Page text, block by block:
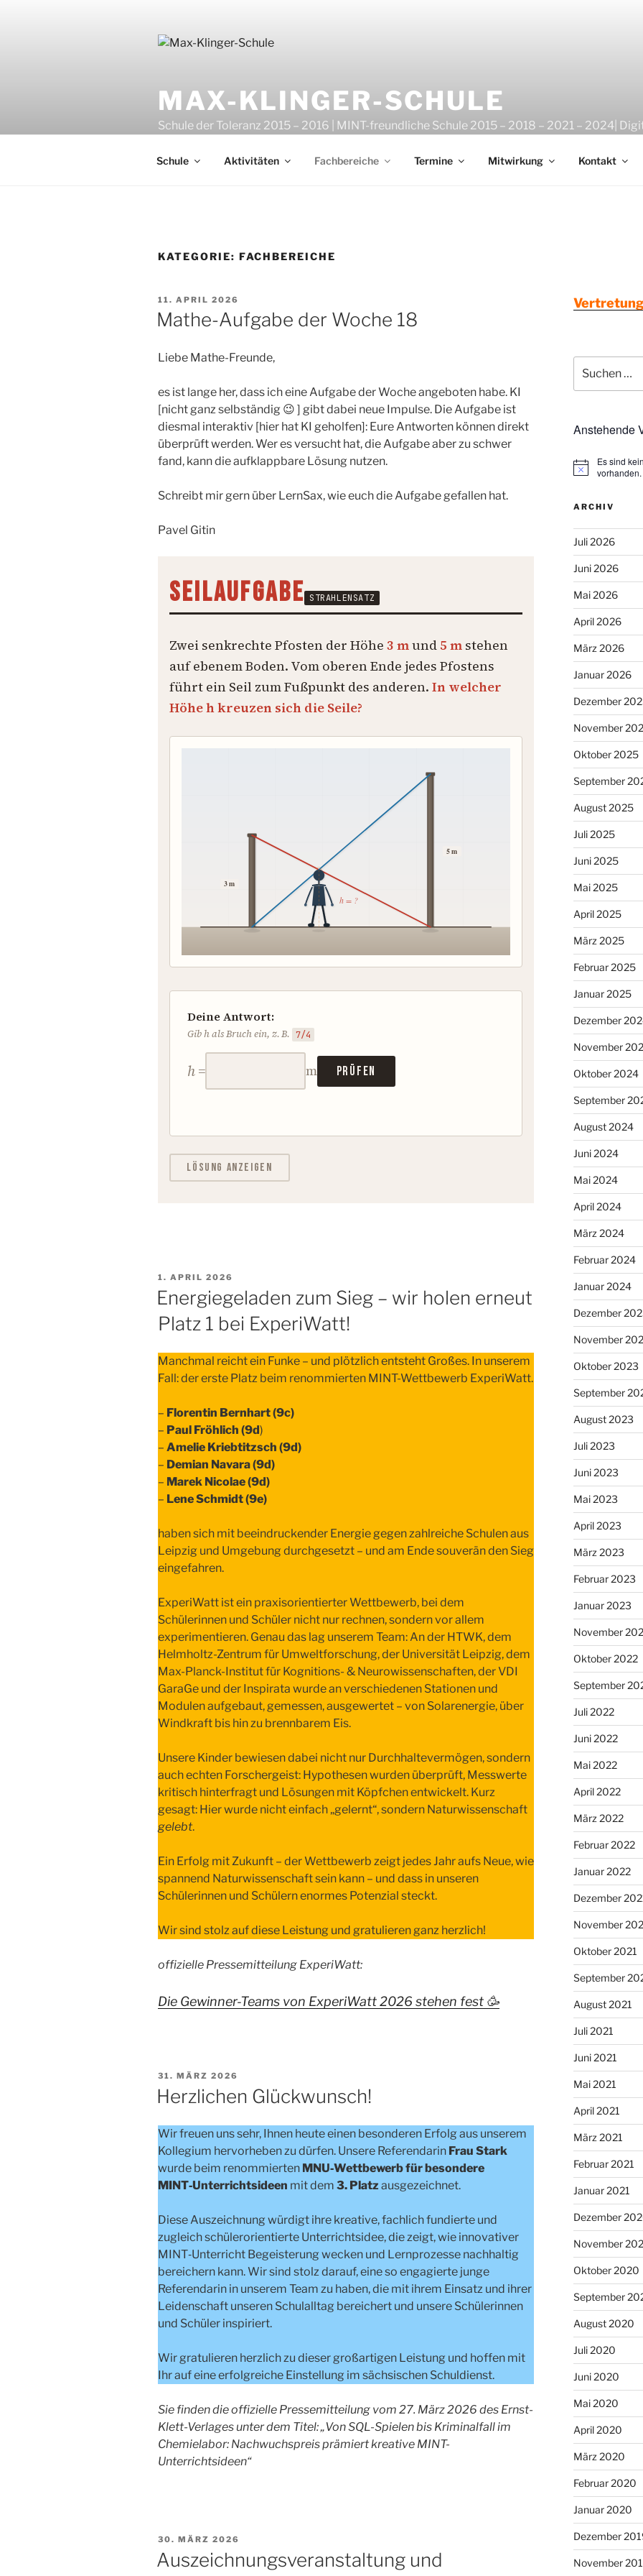
MAX-KLINGER-SCHULE
Schule der Toleranz 2015 – 2016 | MINT-freundliche Schule 2015 – 2018 – 2021 – 2024|
Schule Aktivitäten Fachbereiche Termine Mitwirkung Kontakt
KATEGORIE: FACHBEREICHE
VERÖFFENTLICHT
AM
11. APRIL 2026
Mathe-Aufgabe der Woche 18
Liebe Mathe-Freunde,
es ist lange her, dass ich eine Aufgabe der Woche angeboten habe. KI
[nicht ganz selbständig 😉 ] gibt dabei neue Impulse. Die Aufgabe ist
diesmal interaktiv [hier hat KI geholfen]: Eure Antworten können direkt
überprüft werden. Wer es versucht hat, die Aufgabe aber zu schwer
fand, kann die aufklappbare Lösung nutzen.
Schreibt mir gern über LernSax, wie euch die Aufgabe gefallen hat.
Pavel Gitin
VERÖFFENTLICHT
1. APRIL 2026
Energiegeladen zum Sieg – wir holen erneut
Platz 1 bei ExperiWatt!
Manchmal reicht ein Funke – und plötzlich entsteht Großes. In unserem
Fall: der erste Platz beim renommierten MINT-Wettbewerb ExperiWatt.
– Florentin Bernhart (9c)
– Paul Fröhlich (9d)
– Amelie Kriebtitzsch (9d)
– Demian Navara (9d)
– Marek Nicolae (9d)
– Lene Schmidt (9e)
haben sich mit beeindruckender Energie gegen zahlreiche Schulen aus
Leipzig und Umgebung durchgesetzt – und am Ende souverän den Sieg
eingefahren.
ExperiWatt ist ein praxisorientierter Wettbewerb, bei dem
Schülerinnen und Schüler nicht nur rechnen, sondern vor allem
experimentieren. Genau das lag unserem Team: An der HTWK, dem
Helmholtz-Zentrum für Umweltforschung, der Universität Leipzig, dem
Max-Planck-Institut für Kognitions- & Neurowissenschaften, der VDI
GaraGe und der Inspirata wurde an verschiedenen Stationen und
Modulen aufgebaut, gemessen, ausgewertet – von Solarenergie, über
Windkraft bis hin zu brennbarem Eis.
Unsere Kinder bewiesen dabei nicht nur Durchhaltevermögen, sondern
auch echten Forschergeist: Hypothesen wurden überprüft, Messwerte
kritisch hinterfragt und Lösungen mit Köpfchen entwickelt. Kurz
gesagt: Hier wurde nicht einfach „gelernt“, sondern Naturwissenschaft
gelebt.
Ein Erfolg mit Zukunft – der Wettbewerb zeigt jedes Jahr aufs Neue, wie
spannend Naturwissenschaft sein kann – und dass in unseren
Schülerinnen und Schülern enormes Potenzial steckt.
Wir sind stolz auf diese Leistung und gratulieren ganz herzlich!
offizielle Pressemitteilung ExperiWatt:
Die Gewinner-Teams von ExperiWatt 2026 stehen fest 🥳
VERÖFFENTLICHT
AM
31. MÄRZ 2026
Herzlichen Glückwunsch!
Wir freuen uns sehr, Ihnen heute einen besonderen Erfolg aus unserem
Kollegium hervorheben zu dürfen. Unsere Referendarin Frau Stark
wurde beim renommierten MNU‑Wettbewerb für besondere
MINT‑Unterrichtsideen mit dem 3. Platz ausgezeichnet.
Diese Auszeichnung würdigt ihre kreative, fachlich fundierte und
zugleich schülerorientierte Unterrichtsidee, die zeigt, wie innovativer
MINT‑Unterricht Begeisterung wecken und Lernprozesse nachhaltig
bereichern kann. Wir sind stolz darauf, eine so engagierte junge
Referendarin in unserem Team zu haben, die mit ihrem Einsatz und ihrer
Leidenschaft unseren Schulalltag bereichert und unsere Schülerinnen
und Schüler inspiriert.
Wir gratulieren herzlich zu dieser großartigen Leistung und hoffen mit
Ihr auf eine erfolgreiche Einstellung im sächsischen Schuldienst.
Sie finden die offizielle Pressemitteilung vom 27. März 2026 des Ernst-
Klett-Verlages unter dem Titel: „Von SQL-Spielen bis Kriminalfall im
Chemielabor: Nachwuchspreis prämiert kreative MINT-
Unterrichtsideen“
VERÖFFENTLICHT
AM
30. MÄRZ 2026
Auszeichnungsveranstaltung und
nach:
Anstehende
H
w
i
s
Es sind
vorhanden.
ARCHIV
Juli 2026
Juni 2026
Mai 2026
April 2026
März 2026
Januar 2026
Dezember
November
Oktober 2025
September
August 2025
Juli 2025
Juni 2025
Mai 2025
April 2025
März 2025
Februar 2025
Januar 2025
Dezember
November
Oktober 2024
September
August 2024
Juni 2024
Mai 2024
April 2024
März 2024
Februar 2024
Januar 2024
Dezember
November
Oktober 2023
September
August 2023
Juli 2023
Juni 2023
Mai 2023
April 2023
März 2023
Februar 2023
Januar 2023
November
Oktober 2022
September
Juli 2022
Juni 2022
Mai 2022
April 2022
März 2022
Februar 2022
Januar 2022
Dezember
November
Oktober 2021
September
August 2021
Juli 2021
Juni 2021
Mai 2021
April 2021
März 2021
Februar 2021
Januar 2021
Dezember
November
Oktober 2020
September
August 2020
Juli 2020
Juni 2020
Mai 2020
April 2020
März 2020
Februar 2020
Januar 2020
Dezember
November